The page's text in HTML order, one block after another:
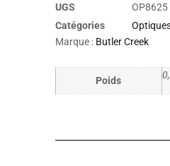
UGS
OP8625
Catégories
Marque : Butler Creek
Poids